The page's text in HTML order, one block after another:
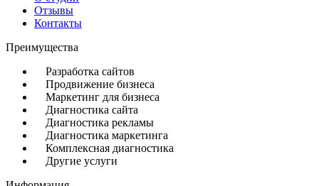
Отзывы
Контакты
Преимущества
Разработка сайтов
Продвижение бизнеса
Маркетинг для бизнеса
Диагностика сайта
Диагностика рекламы
Диагностика маркетинга
Комплексная диагностика
Другие услуги